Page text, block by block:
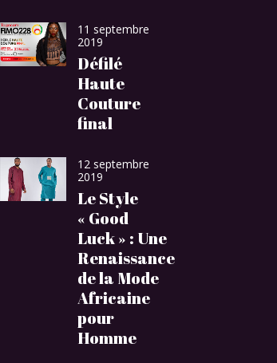
11 septembre
2019
Défilé
Haute
Couture
final
12 septembre
2019
Le Style
« Good
Luck » : Une
Renaissance
de la Mode
Africaine
pour
Homme